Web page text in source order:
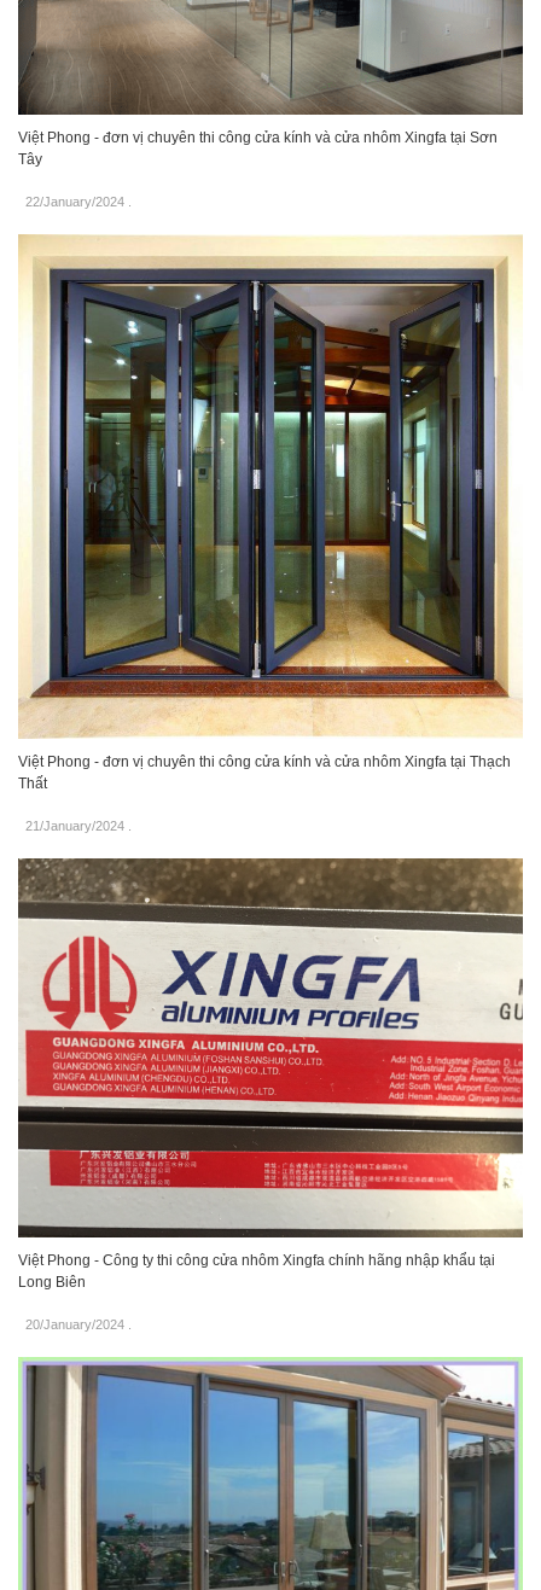
Việt Phong - đơn vị chuyên thi công cửa kính và cửa nhôm Xingfa tại Sơn
Tây
22/January/2024
Việt Phong - đơn vị chuyên thi công cửa kính và cửa nhôm Xingfa tại Thạch
Thất
21/January/2024
Việt Phong - Công ty thi công cửa nhôm Xingfa chính hãng nhập khẩu tại
Long Biên
20/January/2024